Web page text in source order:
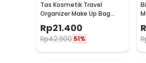
Tas Kosmetik Travel
Organizer Make Up Bag
Rp21.400
Rp42.900 51%
-